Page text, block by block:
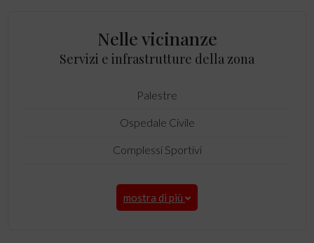
Nelle vicinanze
Servizi e infrastrutture della zona
Palestre
Ospedale Civile
Complessi Sportivi
mostra di più